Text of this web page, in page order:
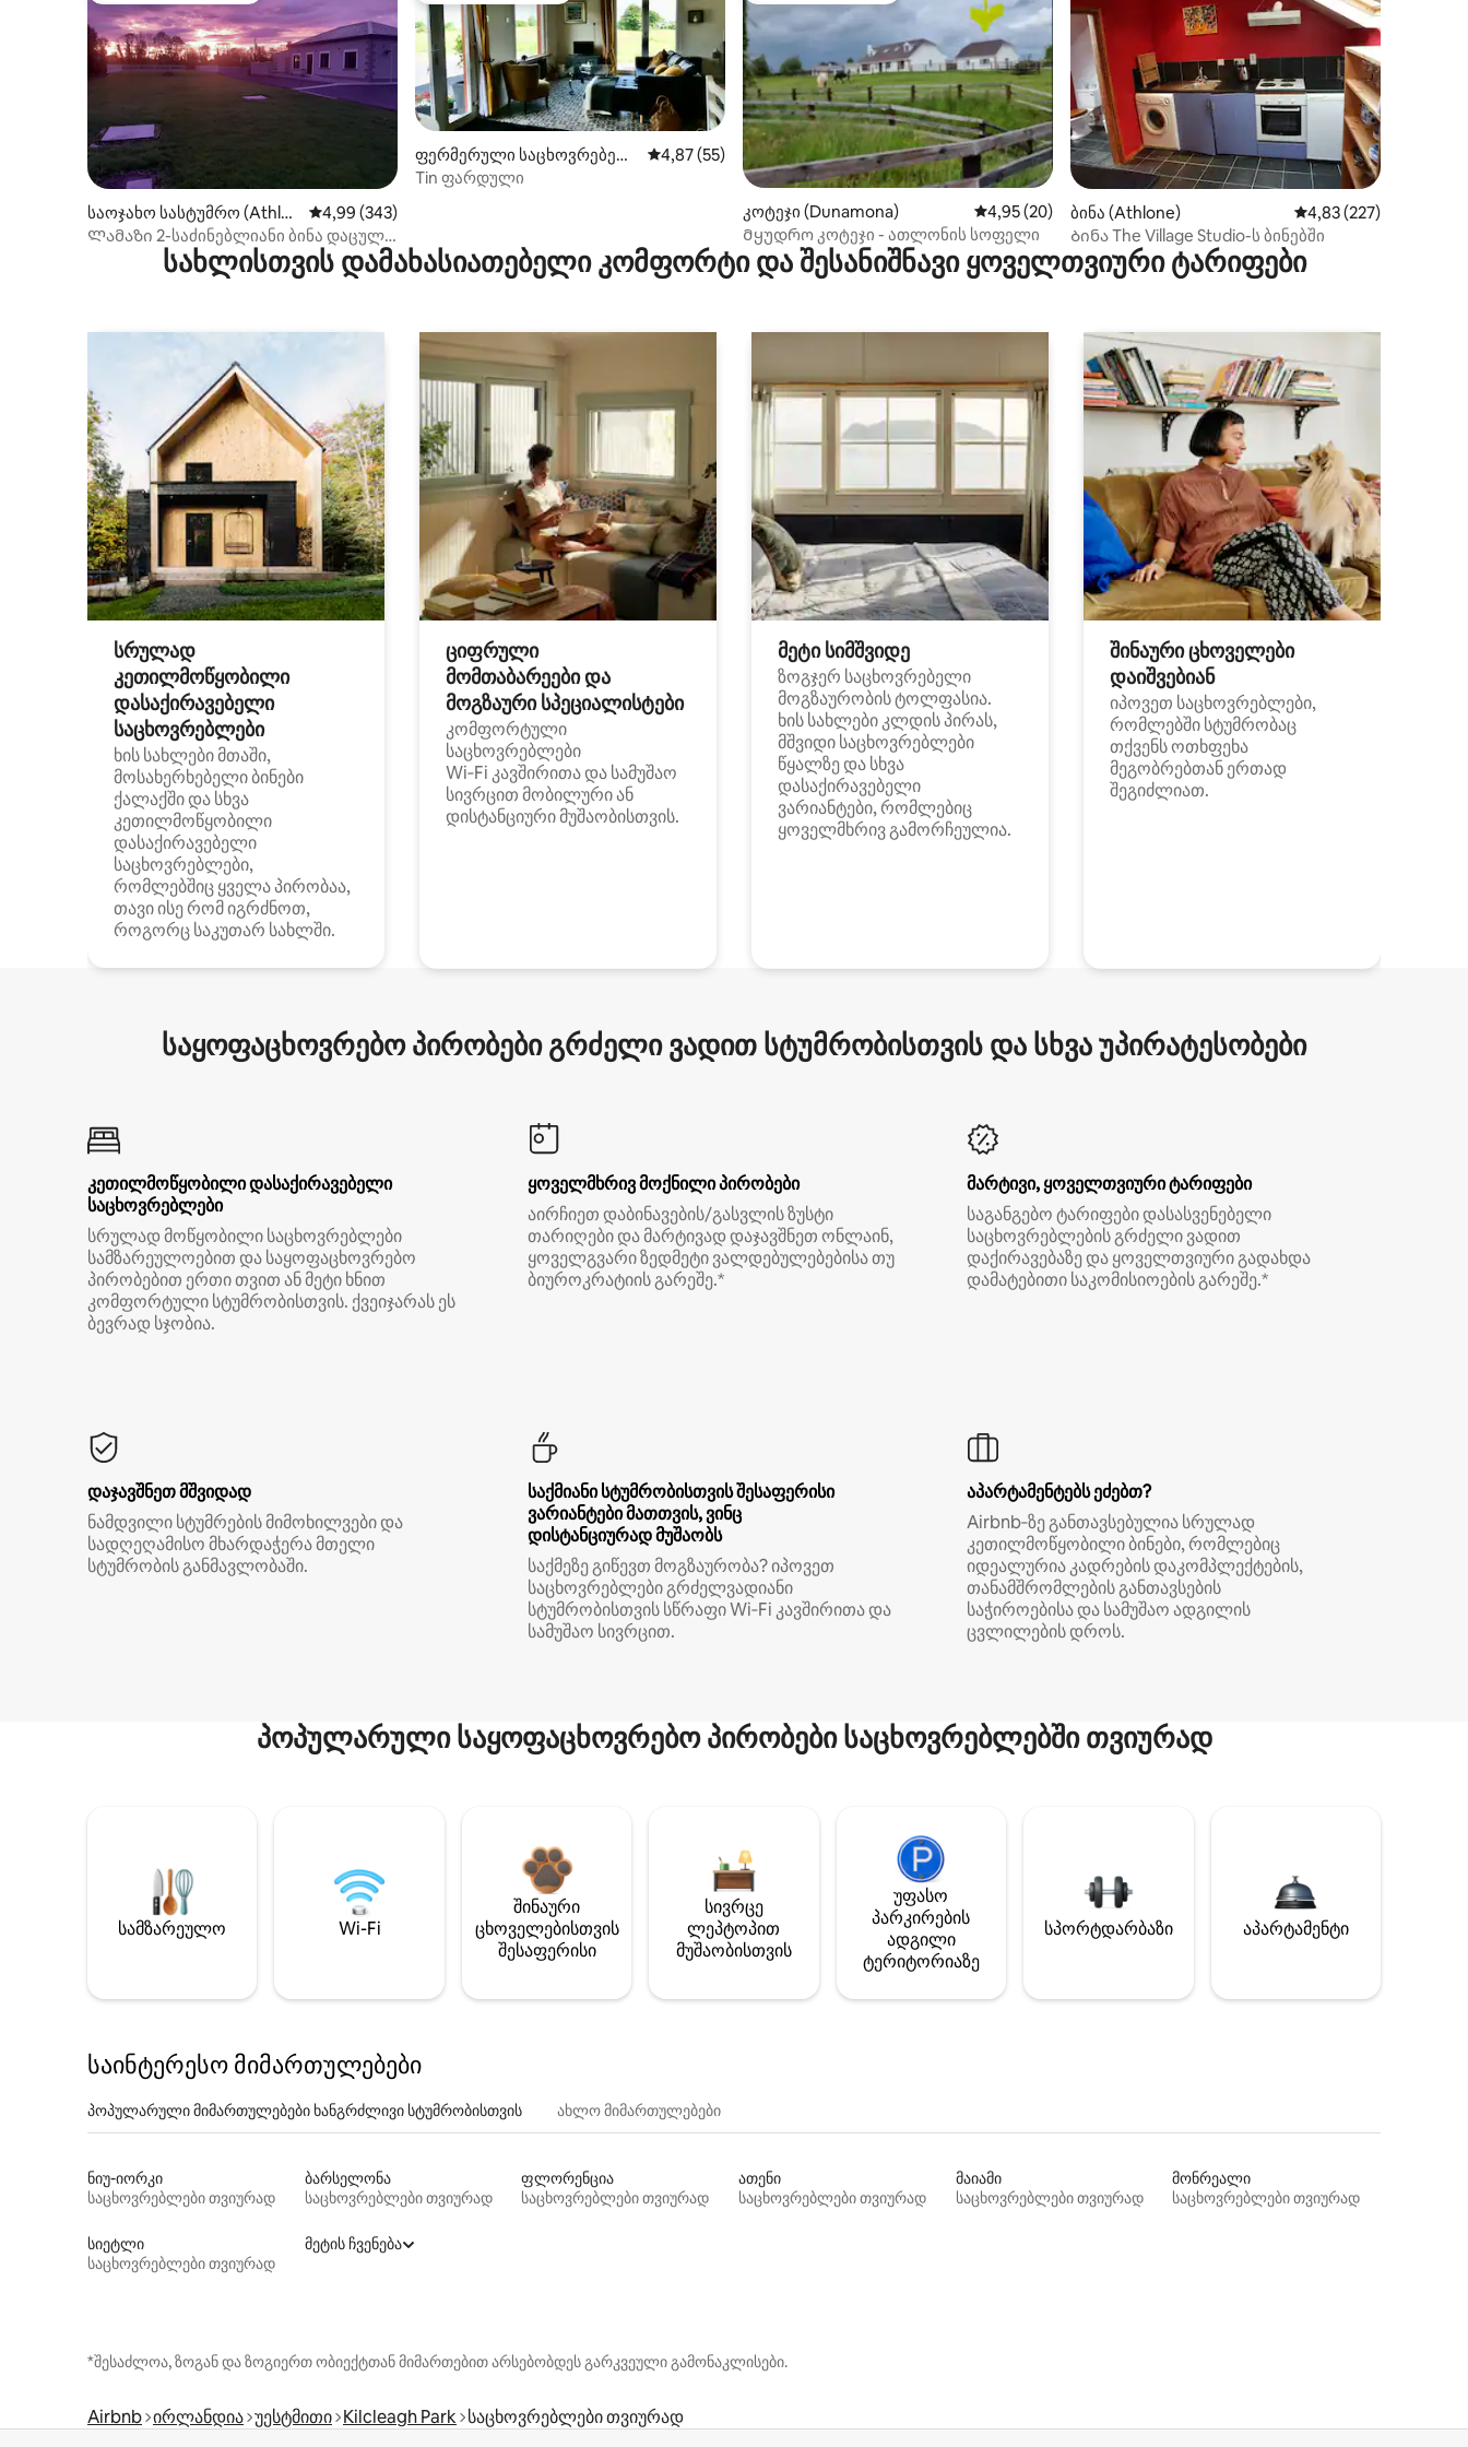
საოჯახო სასტუმრო (Athlon
e)
საშუალო შეფასებაა 5‑დან 4,99, 343 მიმოხილვა
4,99 (343)
Ლამაზი 2-საძინებლიანი ბინა დაცული
პარკირების ადგილით
ფერმერული საცხოვრებელ
ი (Clara)
საშუალო შეფასებაა 5‑დან 4,87, 55 მიმოხილვა
4,87 (55)
Tin ფარდული
კოტეჯი (Dunamona) საშუალო შეფასებაა 5‑დან 4,95, 20 მიმოხილვა
4,95 (20)
Მყუდრო კოტეჯი - ათლონის სოფელი
ბინა (Athlone) საშუალო შეფასებაა
4,83 (227)
Ბინა The Village Studio-ს ბინებში
სახლისთვის დამახასიათებელი კომფორტი და შესანიშნავი ყოველთვიური ტარიფები
სრულად
კეთილმოწყობილი
დასაქირავებელი
საცხოვრებლები
ხის სახლები მთაში,
მოსახერხებელი ბინები
ქალაქში და სხვა
კეთილმოწყობილი
დასაქირავებელი
საცხოვრებლები,
რომლებშიც ყველა პირობაა,
თავი ისე რომ იგრძნოთ,
როგორც საკუთარ სახლში.
ციფრული
მომთაბარეები და
მოგზაური სპეციალისტები
კომფორტული
საცხოვრებლები
Wi‑Fi კავშირითა და სამუშაო
სივრცით მობილური ან
დისტანციური მუშაობისთვის.
მეტი სიმშვიდე
ზოგჯერ საცხოვრებელი
მოგზაურობის ტოლფასია.
ხის სახლები კლდის პირას,
მშვიდი საცხოვრებლები
წყალზე და სხვა
დასაქირავებელი
ვარიანტები, რომლებიც
ყოველმხრივ გამორჩეულია.
შინაური ცხოველები
დაიშვებიან
იპოვეთ საცხოვრებლები,
რომლებში სტუმრობაც
თქვენს ოთხფეხა
მეგობრებთან ერთად
შეგიძლიათ.
საყოფაცხოვრებო პირობები გრძელი ვადით სტუმრობისთვის და სხვა უპირატესობები
კეთილმოწყობილი დასაქირავებელი
საცხოვრებლები
სრულად მოწყობილი საცხოვრებლები
სამზარეულოებით და საყოფაცხოვრებო
პირობებით ერთი თვით ან მეტი ხნით
კომფორტული სტუმრობისთვის. ქვეიჯარას ეს
ბევრად სჯობია.
ყოველმხრივ მოქნილი პირობები
აირჩიეთ დაბინავების/გასვლის ზუსტი
თარიღები და მარტივად დაჯავშნეთ ონლაინ,
ყოველგვარი ზედმეტი ვალდებულებებისა თუ
ბიუროკრატიის გარეშე.*
მარტივი, ყოველთვიური ტარიფები
საგანგებო ტარიფები დასასვენებელი
საცხოვრებლების გრძელი ვადით
დაქირავებაზე და ყოველთვიური გადახდა
დამატებითი საკომისიოების გარეშე.*
დაჯავშნეთ მშვიდად
ნამდვილი სტუმრების მიმოხილვები და
სადღეღამისო მხარდაჭერა მთელი
სტუმრობის განმავლობაში.
საქმიანი სტუმრობისთვის შესაფერისი
ვარიანტები მათთვის, ვინც
დისტანციურად მუშაობს
საქმეზე გიწევთ მოგზაურობა? იპოვეთ
საცხოვრებლები გრძელვადიანი
სტუმრობისთვის სწრაფი Wi‑Fi კავშირითა და
სამუშაო სივრცით.
აპარტამენტებს ეძებთ?
Airbnb‑ზე განთავსებულია სრულად
კეთილმოწყობილი ბინები, რომლებიც
იდეალურია კადრების დაკომპლექტების,
თანამშრომლების განთავსების
საჭიროებისა და სამუშაო ადგილის
ცვლილების დროს.
პოპულარული საყოფაცხოვრებო პირობები საცხოვრებლებში თვიურად
სამზარეულო Wi-Fi
შინაური
ცხოველებისთვის
შესაფერისი
სივრცე
ლეპტოპით
მუშაობისთვის
უფასო
პარკირების
ადგილი
ტერიტორიაზე
სპორტდარბაზი აპარტამენტი
საინტერესო მიმართულებები
პოპულარული მიმართულებები ხანგრძლივი სტუმრობისთვის ახლო მიმართულებები
ნიუ-იორკი
საცხოვრებლები თვიურად
ბარსელონა
საცხოვრებლები თვიურად
ფლორენცია
საცხოვრებლები თვიურად
ათენი
საცხოვრებლები თვიურად
მაიამი
საცხოვრებლები თვიურად
მონრეალი
საცხოვრებლები თვიურად
სიეტლი
საცხოვრებლები თვიურად
მეტის ჩვენება
*შესაძლოა, ზოგან და ზოგიერთ ობიექტთან მიმართებით არსებობდეს გარკვეული გამონაკლისები.
Airbnb ირლანდია უესტმითი Kilcleagh Park საცხოვრებლები თვიურად